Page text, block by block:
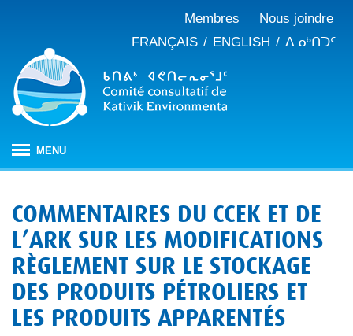
Membres
Nous joindre
FRANÇAIS
ENGLISH ᐃᓄᒃᑎᑐᑦ
MENU
À PROPOS
Mandat
Composition
Notre histoire
PUBLICATIONS
Procès-verbaux
Rapports annuels
Mémoires et avis
ÉVALUATION D’IMPACT
Évaluation d’impact au Nunavik
CBJNQ : régime de protection de l’environnement et
NOTRE TRAVAIL
Changements climatiques
COMMENTAIRES DU CCEK ET DE
L’ARK SUR LES MODIFICATIONS
RÈGLEMENT SUR LE STOCKAGE
DES PRODUITS PÉTROLIERS ET
LES PRODUITS APPARENTÉS